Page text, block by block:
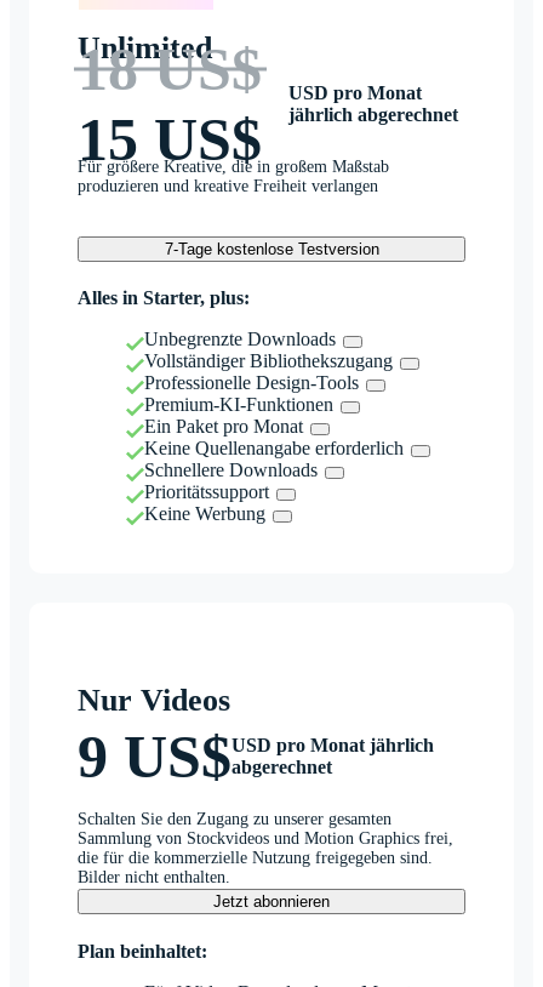
Unlimited
18 US$
15 US$
USD pro Monat
jährlich abgerechnet
Für größere Kreative, die in großem Maßstab
produzieren und kreative Freiheit verlangen
7-Tage kostenlose Testversion
Alles in Starter, plus:
Unbegrenzte Downloads
Vollständiger Bibliothekszugang
Professionelle Design-Tools
Premium-KI-Funktionen
Ein Paket pro Monat
Keine Quellenangabe erforderlich
Schnellere Downloads
Prioritätssupport
Keine Werbung
Nur Videos
9 US$USD pro Monat jährlich
abgerechnet
Schalten Sie den Zugang zu unserer gesamten
Sammlung von Stockvideos und Motion Graphics frei,
die für die kommerzielle Nutzung freigegeben sind.
Bilder nicht enthalten.
Jetzt abonnieren
Plan beinhaltet: